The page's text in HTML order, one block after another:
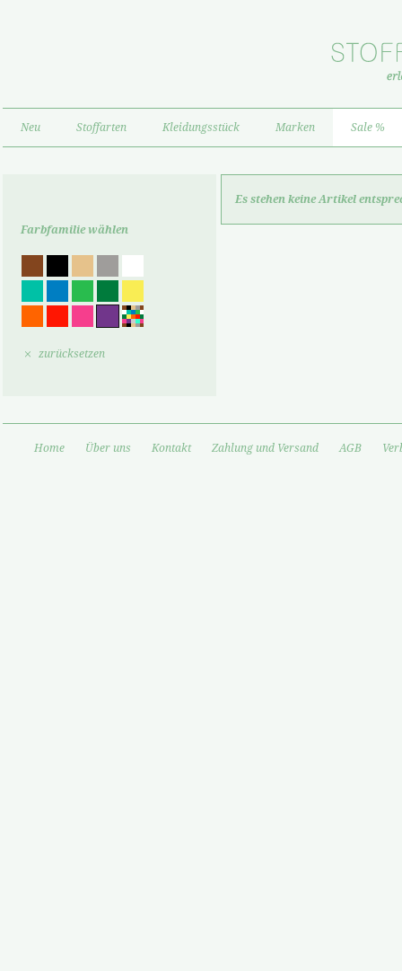
Neu Stoffarten Kleidungsstück Marken Sale %
Farbfamilie wählen
zurücksetzen
Es stehen keine Artikel
Home Über uns Kontakt Zahlung und Versand AGB